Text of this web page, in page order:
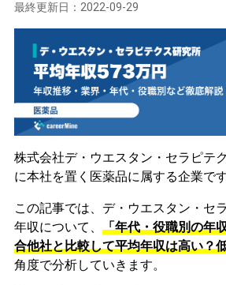
最終更新日： 2022-09-29
株式会社デ・ウエスタン・セラピテ
に本社を置く医薬品に属する企業です
この記事では、デ・ウエスタン・セ
年収について、 「年代・役職別の年
合他社と比較して平均年収は高い？
角度で分析していきます。